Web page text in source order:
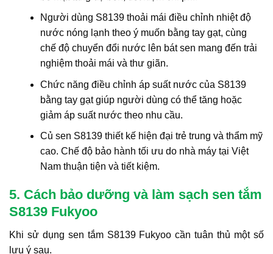
Người dùng S8139 thoải mái điều chỉnh nhiệt độ
nước nóng lạnh theo ý muốn bằng tay gạt, cùng
chế độ chuyển đổi nước lên bát sen mang đến trải
nghiệm thoải mái và thư giãn.
Chức năng điều chỉnh áp suất nước của S8139
bằng tay gạt giúp người dùng có thể tăng hoặc
giảm áp suất nước theo nhu cầu.
Củ sen S8139 thiết kế hiện đại trẻ trung và thẩm mỹ
cao. Chế độ bảo hành tối ưu do nhà máy tại Việt
Nam thuận tiện và tiết kiệm.
5. Cách bảo dưỡng và làm sạch sen tắm
S8139 Fukyoo
Khi sử dụng sen tắm S8139 Fukyoo cần tuân thủ một số
lưu ý sau.